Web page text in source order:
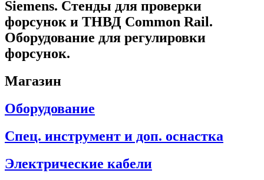
Siemens. Стенды для проверки
форсунок и ТНВД Common Rail.
Оборудование для регулировки
форсунок.
Магазин
Оборудование
Спец. инструмент и доп. оснастка
Электрические кабели